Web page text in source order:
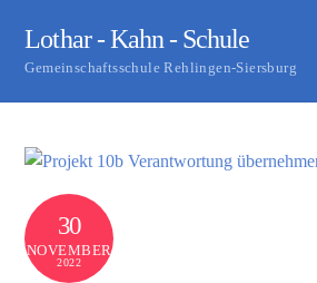
content
Lothar - Kahn - Schule
Gemeinschaftsschule Rehlingen-Siersburg
30
NOVEMBER
2022